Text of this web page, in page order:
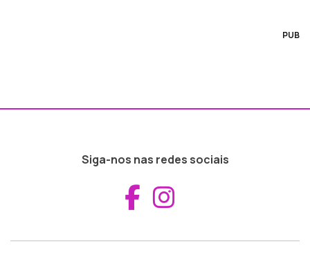
PUB
Siga-nos nas redes sociais
Aceder ao